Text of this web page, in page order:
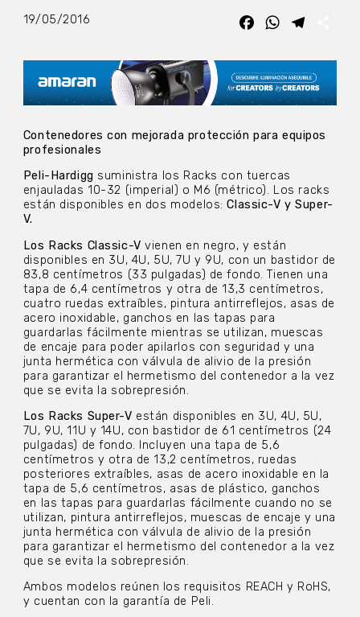
19/05/2016 FacebookWhatsApp
Contenedores con mejorada protección para equipos
profesionales
Peli-Hardigg suministra los Racks con tuercas
enjauladas 10-32 (imperial) o M6 (métrico). Los racks
están disponibles en dos modelos:Classic-V y Super-
V.
Los Racks Classic-V vienen en negro, y están
disponibles en 3U, 4U, 5U, 7U y 9U, con un bastidor de
83,8 centímetros (33 pulgadas) de fondo. Tienen una
tapa de 6,4 centímetros y otra de 13,3 centímetros,
cuatro ruedas extraíbles, pintura antirreflejos, asas de
acero inoxidable, ganchos en las tapas para
guardarlas fácilmente mientras se utilizan, muescas
de encaje para poder apilarlos con seguridad y una
junta hermética con válvula de alivio de la presión
para garantizar el hermetismo del contenedor a la vez
que se evita la sobrepresión.
Los Racks Super-V están disponibles en 3U, 4U, 5U,
7U, 9U, 11U y 14U, con bastidor de 61 centímetros (24
pulgadas) de fondo. Incluyen una tapa de 5,6
centímetros y otra de 13,2 centímetros, ruedas
posteriores extraíbles, asas de acero inoxidable en la
tapa de 5,6 centímetros, asas de plástico, ganchos
en las tapas para guardarlas fácilmente cuando no se
utilizan, pintura antirreflejos, muescas de encaje y una
junta hermética con válvula de alivio de la presión
para garantizar el hermetismo del contenedor a la vez
que se evita la sobrepresión.
Ambos modelos reúnen los requisitos REACH y RoHS,
y cuentan con la garantía de Peli.